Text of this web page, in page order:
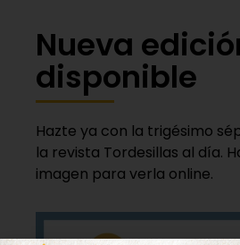
Nueva
disponible
Hazte ya con la trigésimo
la revista Tordesillas al día.
imagen para verla online.